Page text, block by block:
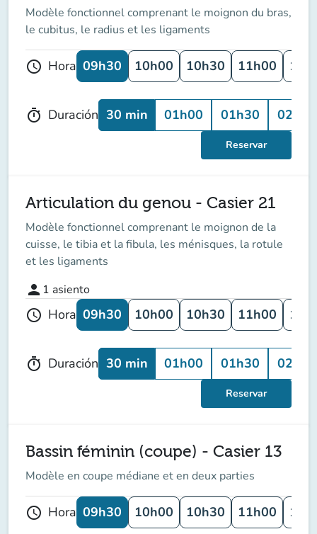
Modèle fonctionnel comprenant le moignon du bras,
le cubitus, le radius et les ligaments
schedule Hora 09h30 10h00 10h30 11h00
timer Duración 30 min 01h00 01h30 02h00
Reservar
Articulation du genou - Casier 21
Modèle fonctionnel comprenant le moignon de la
cuisse, le tibia et la fibula, les ménisques, la rotule
et les ligaments
person 1 asiento
schedule Hora 09h30 10h00 10h30 11h00
timer Duración 30 min 01h00 01h30 02h00
Reservar
Bassin féminin (coupe) - Casier 13
Modèle en coupe médiane et en deux parties
schedule Hora 09h30 10h00 10h30 11h00